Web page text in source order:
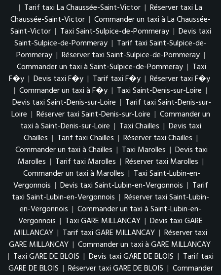
| Tarif taxi La Chaussée-Saint-Victor | Réserver taxi La
Chaussée-Saint-Victor | Commander un taxi à La Chaussée-
Saint-Victor | Taxi Saint-Sulpice-de-Pommeray | Devis taxi
Saint-Sulpice-de-Pommeray | Tarif taxi Saint-Sulpice-de-
Pommeray | Réserver taxi Saint-Sulpice-de-Pommeray |
Commander un taxi à Saint-Sulpice-de-Pommeray | Taxi
F�y | Devis taxi F�y | Tarif taxi F�y | Réserver taxi F�y
| Commander un taxi à F�y | Taxi Saint-Denis-sur-Loire |
Devis taxi Saint-Denis-sur-Loire | Tarif taxi Saint-Denis-sur-
Loire | Réserver taxi Saint-Denis-sur-Loire | Commander un
taxi à Saint-Denis-sur-Loire | Taxi Chailles | Devis taxi
Chailles | Tarif taxi Chailles | Réserver taxi Chailles |
Commander un taxi à Chailles | Taxi Marolles | Devis taxi
Marolles | Tarif taxi Marolles | Réserver taxi Marolles |
Commander un taxi à Marolles | Taxi Saint-Lubin-en-
Vergonnois | Devis taxi Saint-Lubin-en-Vergonnois | Tarif
taxi Saint-Lubin-en-Vergonnois | Réserver taxi Saint-Lubin-
en-Vergonnois | Commander un taxi à Saint-Lubin-en-
Vergonnois | Taxi GARE MILLANCAY | Devis taxi GARE
MILLANCAY | Tarif taxi GARE MILLANCAY | Réserver taxi
GARE MILLANCAY | Commander un taxi à GARE MILLANCAY
| Taxi GARE DE BLOIS | Devis taxi GARE DE BLOIS | Tarif taxi
GARE DE BLOIS | Réserver taxi GARE DE BLOIS | Commander